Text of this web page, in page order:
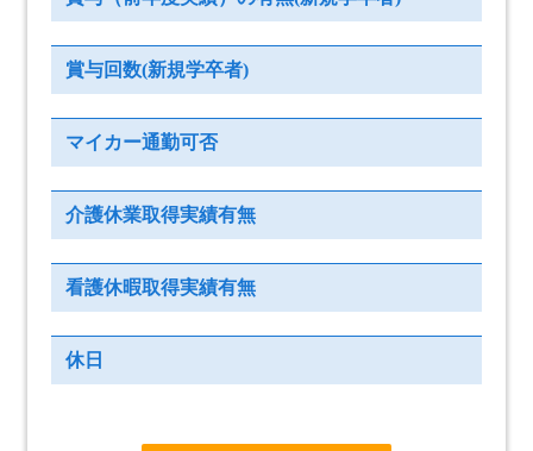
賞与回数(新規学卒者)
マイカー通勤可否
介護休業取得実績有無
看護休暇取得実績有無
休日